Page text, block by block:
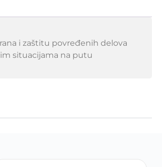
i zaštitu povređenih delova
situacijama na putu